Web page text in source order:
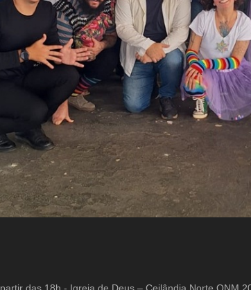
das 18h - Igreja de Deus – Ceilândia Norte QNM